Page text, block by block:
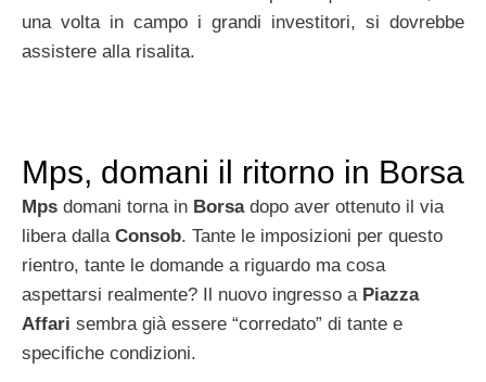
una volta in campo i grandi investitori, si dovrebbe
assistere alla risalita.
Mps, domani il ritorno in Borsa
Mps domani torna in Borsadopo aver ottenuto il via
libera dalla Consob. Tante le imposizioni per questo
rientro, tante le domande a riguardo ma cosa
aspettarsi realmente? Il nuovo ingresso aPiazza
Affari sembra già essere “corredato” di tante e
specifiche condizioni.